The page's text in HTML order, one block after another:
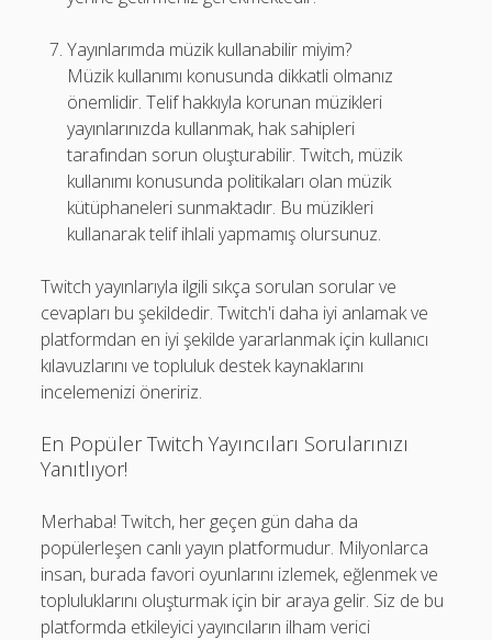
Yayınlarımda müzik kullanabilir miyim?
Müzik kullanımı konusunda dikkatli olmanız
önemlidir. Telif hakkıyla korunan müzikleri
yayınlarınızda kullanmak, hak sahipleri
tarafından sorun oluşturabilir. Twitch, müzik
kullanımı konusunda politikaları olan müzik
kütüphaneleri sunmaktadır. Bu müzikleri
kullanarak telif ihlali yapmamış olursunuz.
Twitch yayınlarıyla ilgili sıkça sorulan sorular ve
cevapları bu şekildedir. Twitch'i daha iyi anlamak ve
platformdan en iyi şekilde yararlanmak için kullanıcı
kılavuzlarını ve topluluk destek kaynaklarını
incelemenizi öneririz.
En Popüler Twitch Yayıncıları Sorularınızı
Yanıtlıyor!
Merhaba! Twitch, her geçen gün daha da
popülerleşen canlı yayın platformudur. Milyonlarca
insan, burada favori oyunlarını izlemek, eğlenmek ve
topluluklarını oluşturmak için bir araya gelir. Siz de bu
platformda etkileyici yayıncıların ilham verici